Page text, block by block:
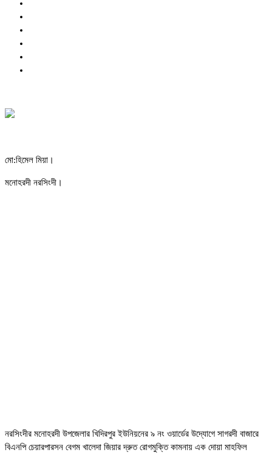
মো:হিমেল মিয়া।
মনোহরদী নরসিংদী।
নরসিংদীর মনোহরদী উপজেলার খিদিরপুর ইউনিয়নের ৯ নং ওয়ার্ডের উদ্যোগে সাগরদী বাজারে
বিএনপি চেয়ারপারসন বেগম খালেদা জিয়ার দ্রুত রোগমুক্তি কামনায় এক দোয়া মাহফিল